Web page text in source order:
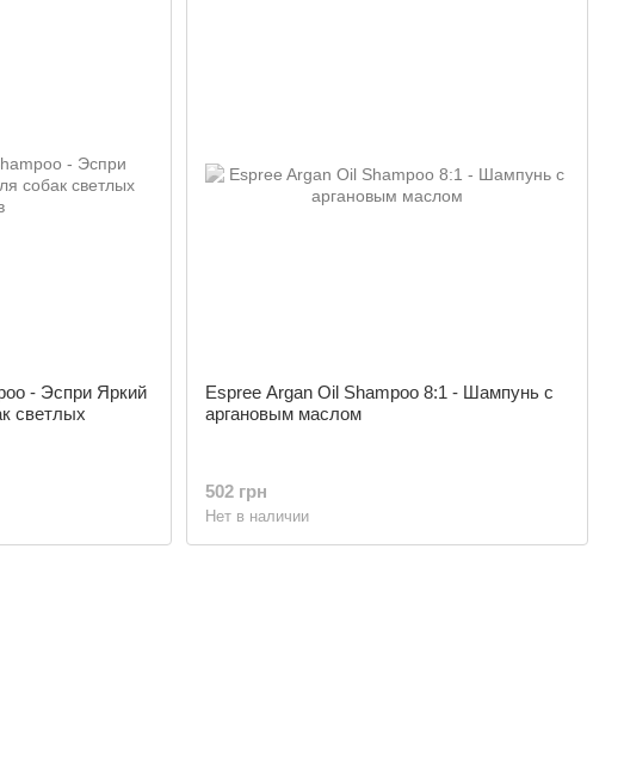
- Эспри Яркий
светлых
Espree Argan Oil Shampoo 8:1 - Шампунь с
аргановым маслом
502 грн
Нет в наличии